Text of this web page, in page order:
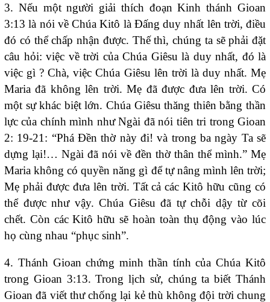
3. Nếu một người giải thích đoạn Kinh thánh Gioan
3:13 là nói về Chúa Kitô là Đấng duy nhất lên trời, điều
đó có thể chấp nhận được. Thế thì, chúng ta sẽ phải đặt
câu hỏi: việc về trời của Chúa Giêsu là duy nhất, đó là
việc gì ? Chà, việc Chúa Giêsu lên trời là duy nhất. Mẹ
Maria đã không lên trời. Mẹ đã được đưa lên trời. Có
một sự khác biệt lớn. Chúa Giêsu thăng thiên bằng thần
lực của chính mình như Ngài đã nói tiên tri trong Gioan
2: 19-21: “Phá Ðền thờ này đi! và trong ba ngày Ta sẽ
dựng lại!… Ngài đã nói về đền thờ thân thể mình.” Mẹ
Maria không có quyền năng gì để tự nâng mình lên trời;
Mẹ phải được đưa lên trời. Tất cả các Kitô hữu cũng có
thể được như vậy. Chúa Giêsu đã tự chỗi dậy từ cõi
chết. Còn các Kitô hữu sẽ hoàn toàn thụ động vào lúc
họ cùng nhau “phục sinh”.
4. Thánh Gioan chứng minh thần tính của Chúa Kitô
trong Gioan 3:13. Trong lịch sử, chúng ta biết Thánh
Gioan đã viết thư chống lại kẻ thù không đội trời chung